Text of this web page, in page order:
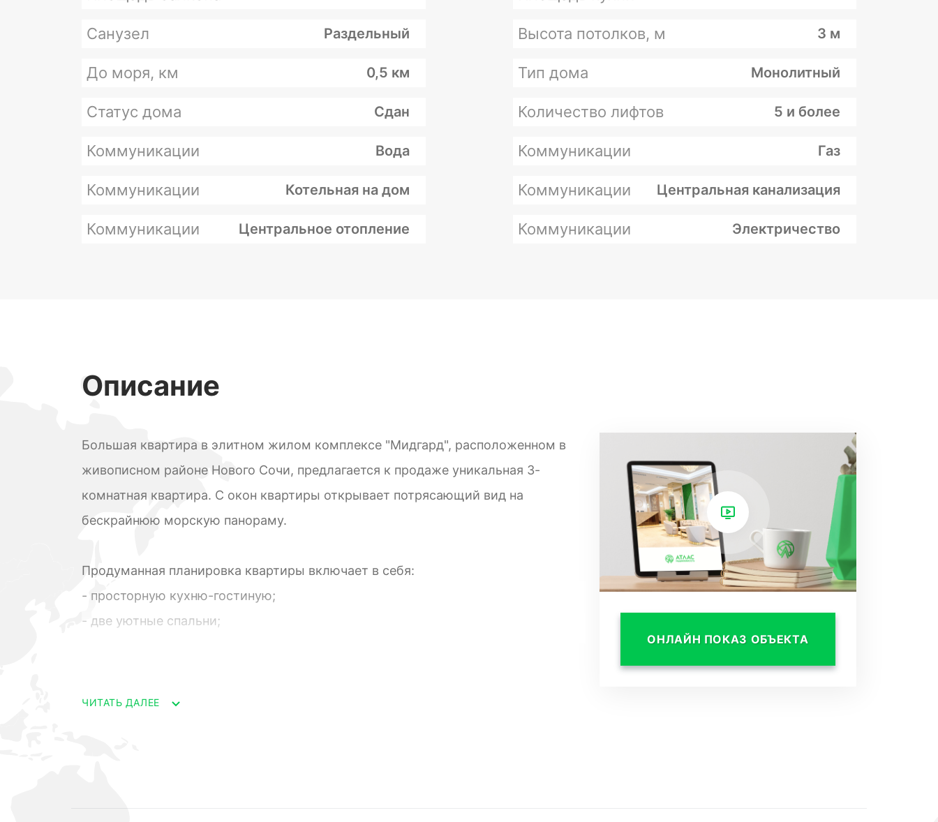
Санузел Раздельный Высота потолков, м 3 м
До моря, км 0,5 км Тип дома Монолитный
Статус дома Сдан Количество лифтов 5 и более
Коммуникации Вода Коммуникации Газ
Коммуникации Котельная на дом Коммуникации Центральная канализация
Коммуникации Центральное отопление Коммуникации Электричество
Описание
Большая квартира в элитном жилом комплексе "Мидгард", расположенном в
живописном районе Нового Сочи, предлагается к продаже уникальная 3-
комнатная квартира. С окон квартиры открывает потрясающий вид на
бескрайнюю морскую панораму.
Продуманная планировка квартиры включает в себя:
- просторную кухню-гостиную;
- две уютные спальни;
ЧИТАТЬ ДАЛЕЕ
ОНЛАЙН ПОКАЗ ОБЪЕКТА